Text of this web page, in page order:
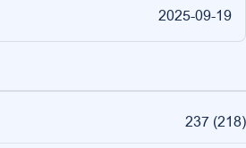
2025-09-19
237 (218)